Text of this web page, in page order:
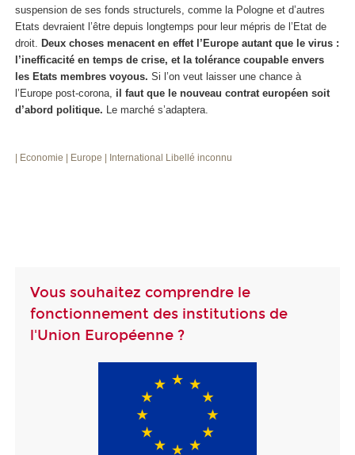
suspension de ses fonds structurels, comme la Pologne et d’autres
Etats devraient l’être depuis longtemps pour leur mépris de l’Etat de
droit. Deux choses menacent en effet l’Europe autant que le virus :
l’inefficacité en temps de crise, et la tolérance coupable envers
les Etats membres voyous. Si l’on veut laisser une chance à
l’Europe post-corona, il faut que le nouveau contrat européen soit
d’abord politique. Le marché s’adaptera.
| Economie | Europe | International Libellé inconnu
Vous souhaitez comprendre le
fonctionnement des institutions de
l'Union Européenne ?